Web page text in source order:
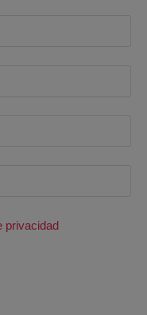
privacidad